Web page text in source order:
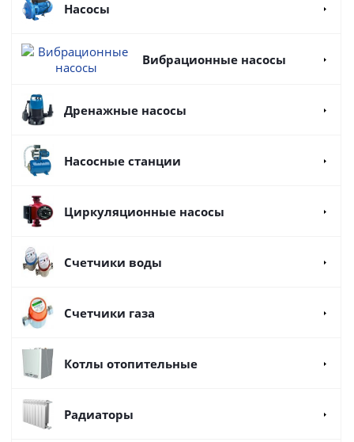
Насосы
Вибрационные насосы
Дренажные насосы
Насосные станции
Циркуляционные насосы
Счетчики воды
Счетчики газа
Котлы отопительные
Радиаторы